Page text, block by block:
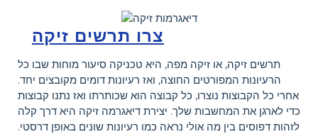
צרו תרשים זיקה
תרשים זיקה, או זיקה מפה, היא טכניקה סיעור מוחות שבו כל
הרעיונות המפורטים החוצה, ואז רעיונות דומים מקובצים יחד.
אחרי כל הקבוצות נוצרו, כל קבוצה הוא שכותרתו ואז נתנו קבוצות
כדי לארגן את המחשבות שלך. יצירת דיאגרמה זיקה היא דרך קלה
לזהות דפוסים בין מה אולי נראה כמו רעיונות שונים באופן דרסטי.